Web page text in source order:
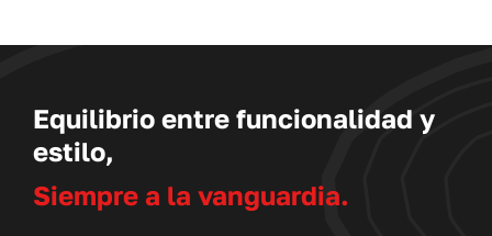
Equilibrio entre funcionalidad y
estilo,
Siempre a la vanguardia.